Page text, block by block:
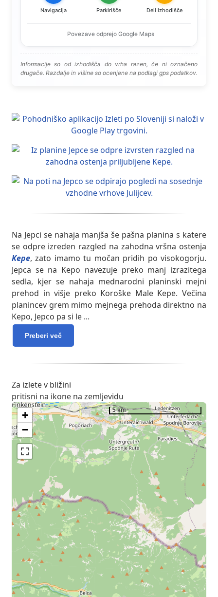
Navigacija Parkirišče Deli izhodišče
Povezave odprejo Google Maps
Informacije so od izhodišča do vrha razen, če ni označeno
drugače. Razdalje in višine so ocenjene na podlagi gps podatkov.
Na Jepci se nahaja manjša še pašna planina s katere
se odpre izreden razgled na zahodna vršna ostenja
Kepe, zato imamo tu močan pridih po visokogorju.
Jepca se na Kepo navezuje preko manj izrazitega
sedla, kjer se nahaja mednarodni planinski mejni
prehod in višje preko Koroške Male Kepe. Večina
planincev grem mimo mejnega prehoda direktno na
Kepo, Jepco pa si le ...
Preberi več
Za izlete v bližini
pritisni na ikone na zemljevidu
+
−
5 km